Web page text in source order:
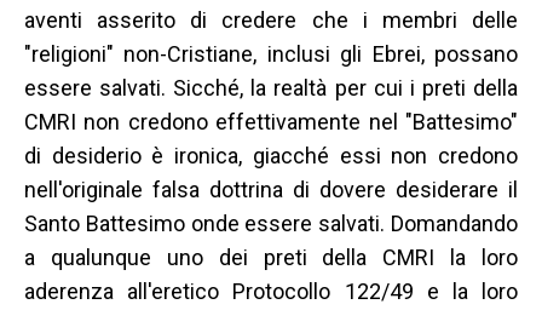
aventi asserito di credere che i membri delle
"religioni" non-Cristiane, inclusi gli Ebrei, possano
essere salvati. Sicché, la realtà per cui i preti della
CMRI non credono effettivamente nel "Battesimo"
di desiderio è ironica, giacché essi non credono
nell'originale falsa dottrina di dovere desiderare il
Santo Battesimo onde essere salvati. Domandando
a qualunque uno dei preti della CMRI la loro
aderenza all'eretico Protocollo 122/49 e la loro